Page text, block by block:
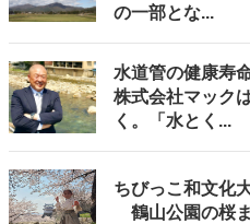
の一部とな...
水道管の健康寿
株式会社マック
く。「水とく...
ちびっこ和文化
鶴山公園の桜